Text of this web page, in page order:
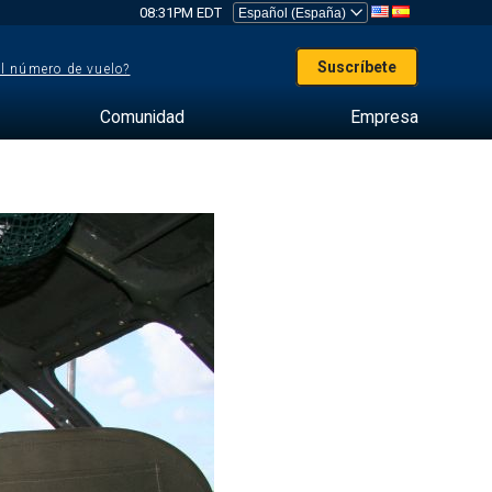
08:31PM EDT
número de vuelo? Suscríbete
Comunidad Empresa